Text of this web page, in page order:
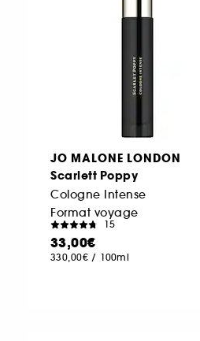
JO MALONE LONDON
Scarlett Poppy
Cologne Intense
Format voyage
15
33,00€
330,00€ / 100ml